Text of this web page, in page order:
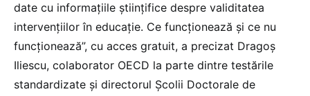
date cu informațiile științifice despre validitatea
intervențiilor în educație. Ce funcționează și ce nu
funcționează”, cu acces gratuit, a precizat Dragoș
Iliescu, colaborator OECD la parte dintre testările
standardizate și directorul Școlii Doctorale de